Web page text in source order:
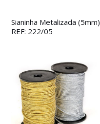
Sianinha Metalizada (5mm)
REF: 222/05